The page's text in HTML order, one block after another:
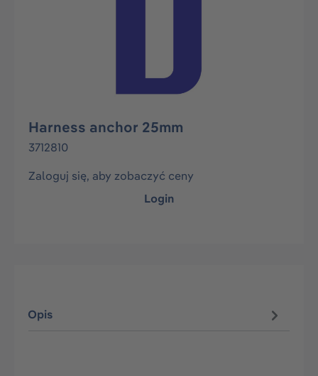
Harness anchor 25mm
3712810
Zaloguj się, aby zobaczyć ceny
Login
Opis